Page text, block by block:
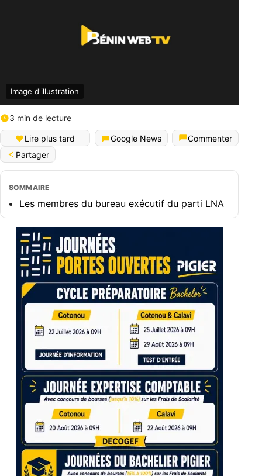
Image d'illustration
3 min de lecture
Lire plus tard Google News
Commenter
Partager
SOMMAIRE
Les membres du bureau exécutif du parti LNA